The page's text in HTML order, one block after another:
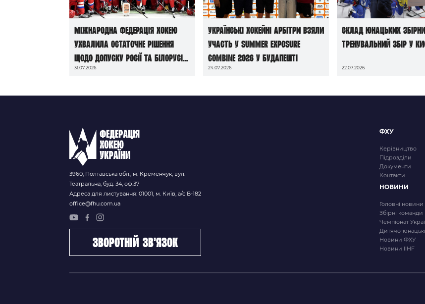
Міжнародна федерація хокею
ухвалила остаточне рішення
щодо допуску росії та білорусі
до чемпіонатів світу сезону
31.07.2026
Українські хокейні арбітри взяли
участь у Summer Exposure
Combine 2026 у Будапешті
24.07.2026
Склад юнацьких
тренувальний збір у
22.07.2026
3960, Полтавська обл., м. Кременчук, вул.
Театральна, буд. 34, оф.37
Адреса для листування: 01001, м. Київ, а/с В-182
office@fhu.com.ua
зворотній зв’язок
ФХУ
Керівництво
Підрозділи
Документи
Контакти
НОВИНИ
Головні новини
Збірні команди
Чемпіонат
Дитячо-
Новини ФХУ
Новини IIHF